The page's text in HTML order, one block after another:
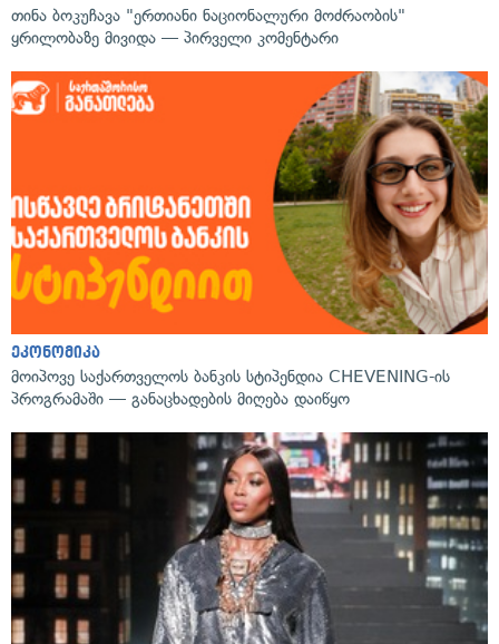
თინა ბოკუჩავა "ერთიანი ნაციონალური მოძრაობის"
ყრილობაზე მივიდა — პირველი კომენტარი
ეკონომიკა
მოიპოვე საქართველოს ბანკის სტიპენდია CHEVENING-ის
პროგრამაში — განაცხადების მიღება დაიწყო